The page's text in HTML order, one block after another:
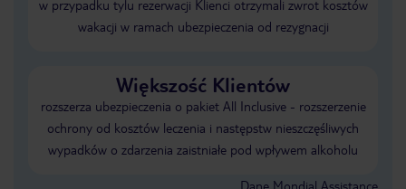
w przypadku tylu rezerwacji Klienci otrzymali zwrot kosztów
wakacji w ramach ubezpieczenia od rezygnacji
Większość Klientów
rozszerza ubezpieczenia o pakiet All Inclusive - rozszerzenie
ochrony od kosztów leczenia i następstw nieszczęśliwych
wypadków o zdarzenia zaistniałe pod wpływem alkoholu
Dane Mondial Assistance